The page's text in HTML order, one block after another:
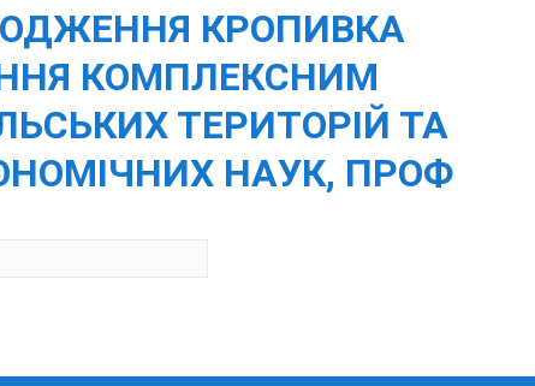
КРОПИВКА
КОМПЛЕКСНИМ
ТЕРИТОРІЙ ТА
НАУК, ПРОФ